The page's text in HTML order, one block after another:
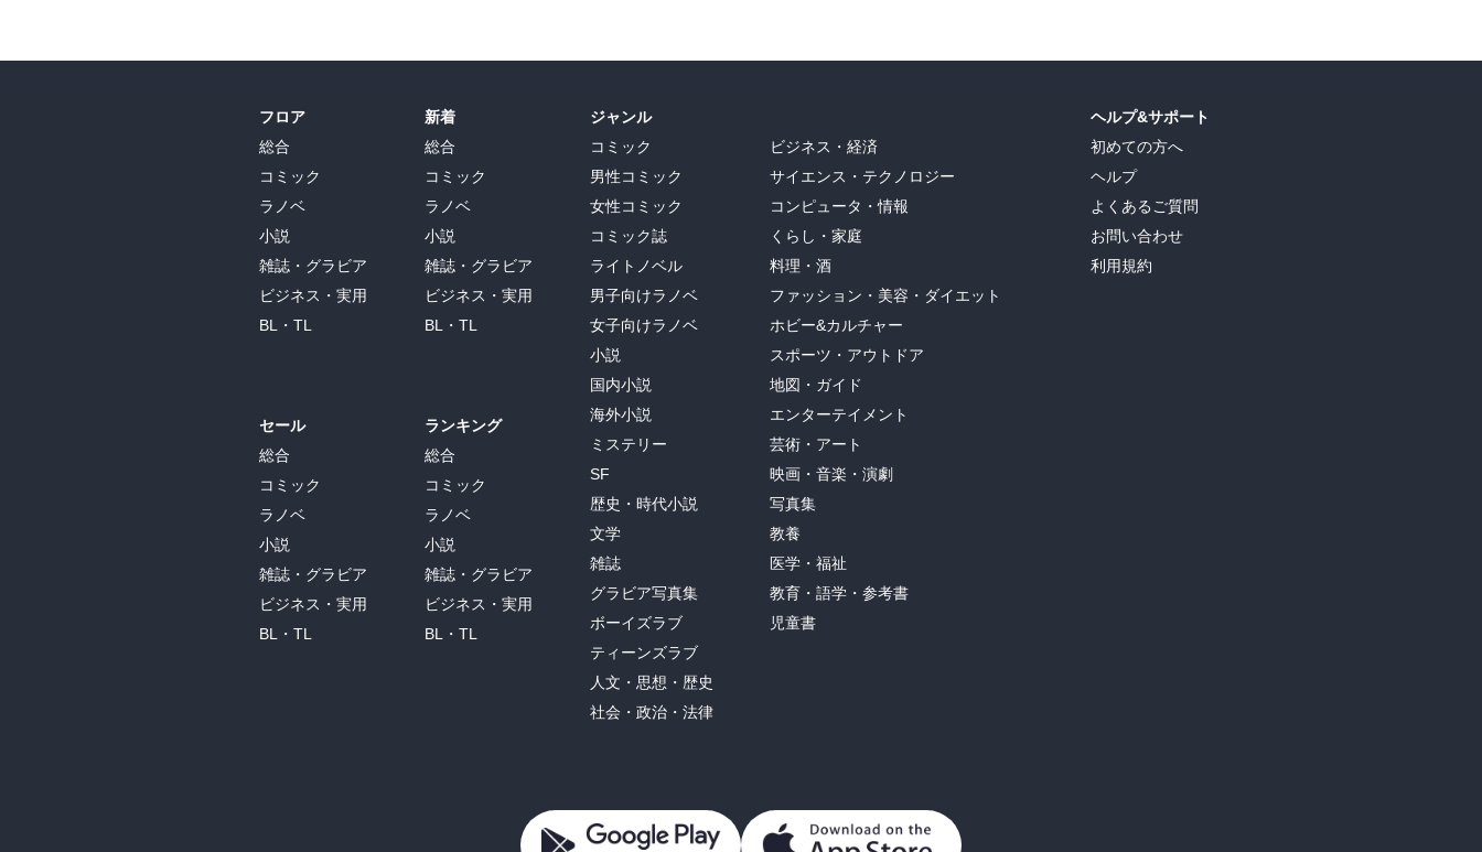
フロア
総合
コミック
ラノベ
小説
雑誌・グラビア
ビジネス・実用
BL・TL
セール
総合
コミック
ラノベ
小説
雑誌・グラビア
ビジネス・実用
BL・TL
新着
総合
コミック
ラノベ
小説
雑誌・グラビア
ビジネス・実用
BL・TL
ランキング
総合
コミック
ラノベ
小説
雑誌・グラビア
ビジネス・実用
BL・TL
ジャンル
コミック
男性コミック
女性コミック
コミック誌
ライトノベル
男子向けラノベ
女子向けラノベ
小説
国内小説
海外小説
ミステリー
SF
歴史・時代小説
文学
雑誌
グラビア写真集
ボーイズラブ
ティーンズラブ
人文・思想・歴史
社会・政治・法律
ビジネス・経済
サイエンス・テクノロジー
コンピュータ・情報
くらし・家庭
料理・酒
ファッション・美容・ダイエット
ホビー&カルチャー
スポーツ・アウトドア
地図・ガイド
エンターテイメント
芸術・アート
映画・音楽・演劇
写真集
教養
医学・福祉
教育・語学・参考書
児童書
ヘルプ&サポート
初めての方へ
ヘルプ
よくあるご質問
お問い合わせ
利用規約